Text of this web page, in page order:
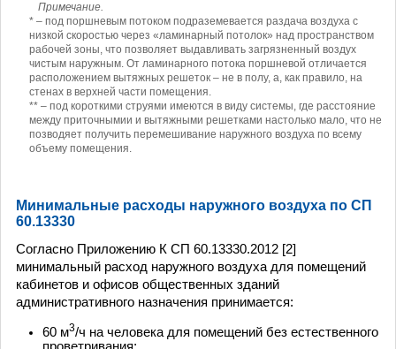
Примечание.
* – под поршневым потоком подраземевается раздача воздуха с
низкой скоростью через «ламинарный потолок» над пространством
рабочей зоны, что позволяет выдавливать загрязненный воздух
чистым наружным. От ламинарного потока поршневой отличается
расположением вытяжных решеток – не в полу, а, как правило, на
стенах в верхней части помещения.
** – под короткими струями имеются в виду системы, где расстояние
между приточнымии и вытяжными решетками настолько мало, что не
позводяет получить перемешивание наружного воздуха по всему
объему помещения.
Минимальные расходы наружного воздуха по СП
60.13330
Согласно Приложению К СП 60.13330.2012 [2]
минимальный расход наружного воздуха для помещений
кабинетов и офисов общественных зданий
административного назначения принимается:
60 м3/ч на человека для помещений без естественного